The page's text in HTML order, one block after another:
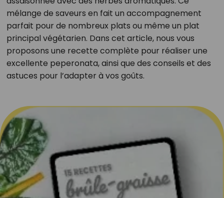
mélange de saveurs en fait un accompagnement
parfait pour de nombreux plats ou même un plat
principal végétarien. Dans cet article, nous vous
proposons une recette complète pour réaliser une
excellente peperonata, ainsi que des conseils et des
astuces pour l’adapter à vos goûts.